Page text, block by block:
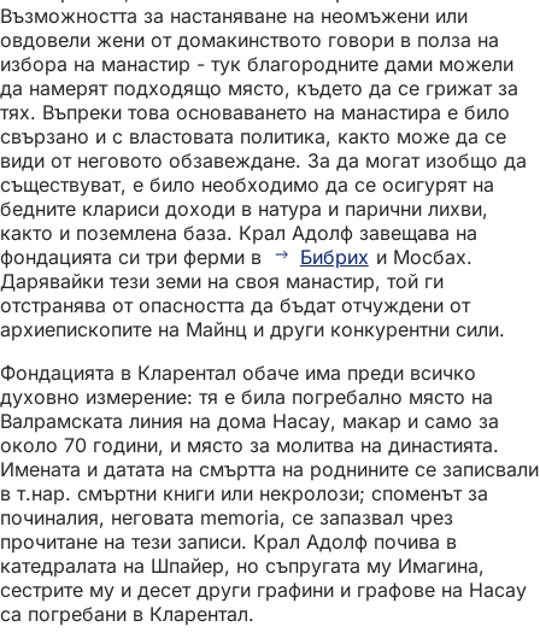
Възможността за настаняване на неомъжени или
овдовели жени от домакинството говори в полза на
избора на манастир - тук благородните дами можели
да намерят подходящо място, където да се грижат за
тях. Въпреки това основаването на манастира е било
свързано и с властовата политика, както може да се
види от неговото обзавеждане. За да могат изобщо да
съществуват, е било необходимо да се осигурят на
бедните клариси доходи в натура и парични лихви,
както и поземлена база. Крал Адолф завещава на
фондацията си три ферми в
Бибрих и Мосбах.
Дарявайки тези земи на своя манастир, той ги
отстранява от опасността да бъдат отчуждени от
архиепископите на Майнц и други конкурентни сили.
Фондацията в Кларентал обаче има преди всичко
духовно измерение: тя е била погребално място на
Валрамската линия на дома Насау, макар и само за
около 70 години, и място за молитва на династията.
Имената и датата на смъртта на роднините се записвали
в т.нар. смъртни книги или некролози; споменът за
починалия, неговата memoria, се запазвал чрез
прочитане на тези записи. Крал Адолф почива в
катедралата на Шпайер, но съпругата му Имагина,
сестрите му и десет други графини и графове на Насау
са погребани в Кларентал.